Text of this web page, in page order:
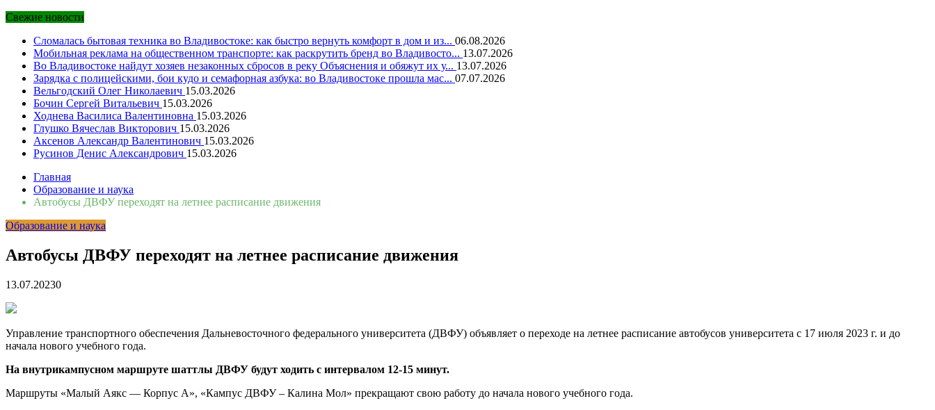
Свежие новости
Сломалась бытовая техника во Владивостоке: как быстро вернуть комфорт в дом и из... 06.08.2026
Мобильная реклама на общественном транспорте: как раскрутить бренд во Владивосто... 13.07.2026
Во Владивостоке найдут хозяев незаконных сбросов в реку Объяснения и обяжут их у... 13.07.2026
Зарядка с полицейскими, бои кудо и семафорная азбука: во Владивостоке прошла мас... 07.07.2026
Вельгодский Олег Николаевич 15.03.2026
Бочин Сергей Витальевич 15.03.2026
Ходнева Василиса Валентиновна 15.03.2026
Глушко Вячеслав Викторович 15.03.2026
Аксенов Александр Валентинович 15.03.2026
Русинов Денис Александрович 15.03.2026
Главная
Образование и наука
Автобусы ДВФУ переходят на летнее расписание движения
Образование и наука
Автобусы ДВФУ переходят на летнее расписание движения
13.07.20230
Управление транспортного обеспечения Дальневосточного федерального университета (ДВФУ) объявляет о переходе на летнее расписание автобусов университета с 17 июля 2023 г. и до
начала нового учебного года.
На внутрикампусном маршруте шаттлы ДВФУ будут ходить с интервалом 12-15 минут.
Маршруты «Малый Аякс — Корпус А», «Кампус ДВФУ – Калина Мол» прекращают свою работу до начала нового учебного года.